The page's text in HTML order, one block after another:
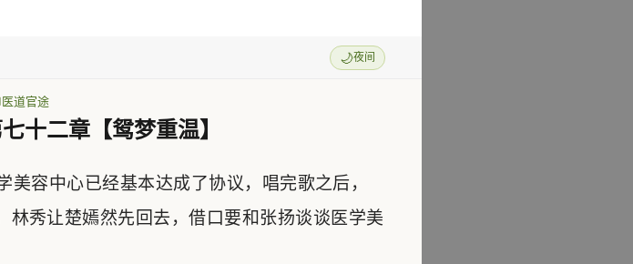
🌙夜间
医道官途
十二章【鸳梦重温】
容中心已经基本达成了协议，唱完歌之后，
秀让楚嫣然先回去，借口要和张扬谈谈医学美